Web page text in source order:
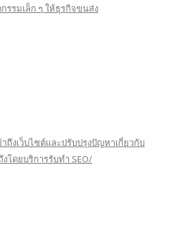
รมเล็ก ๆ ให้ธุรกิจขนส่ง
ถึงเว็บไซต์และปรับปรุงปัญหาเกี่ยวกับ
โดยบริการรับทำ SEO/